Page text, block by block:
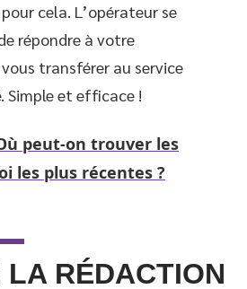
cela. L’opérateur se
répondre à votre
transférer au service
Simple et efficace !
peut-on trouver les
les plus récentes ?
LA RÉDACTION